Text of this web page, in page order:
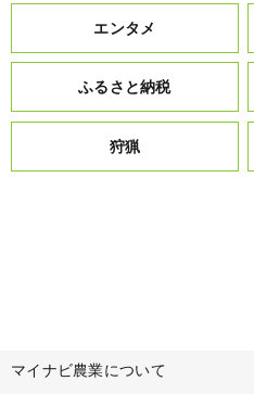
エンタメ
ふるさと納税
狩猟
マイナビ農業について